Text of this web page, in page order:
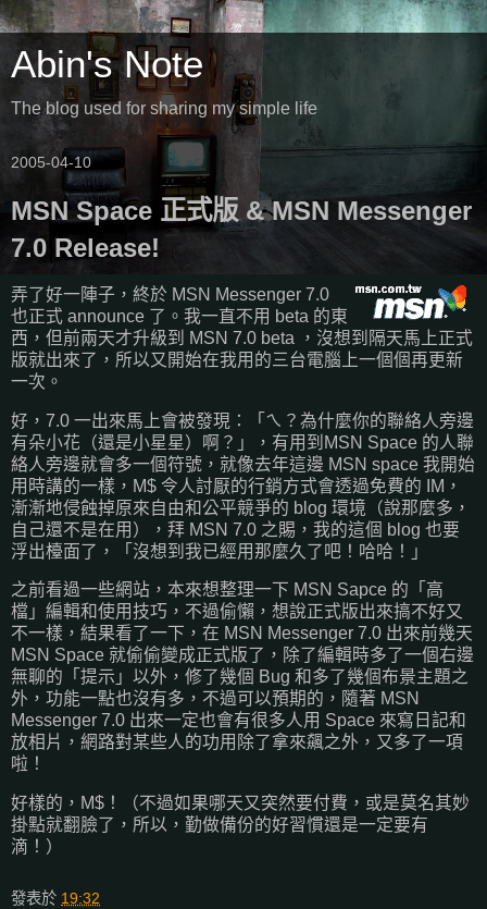
Abin's Note
The blog used for sharing my simple life
2005-04-10
MSN Space 正式版 & MSN Messenger
7.0 Release!
弄了好一陣子，終於 MSN Messenger 7.0
也正式 announce 了。我一直不用 beta 的東
西，但前兩天才升級到 MSN 7.0 beta ，沒想到隔天馬上正式
版就出來了，所以又開始在我用的三台電腦上一個個再更新
一次。
好，7.0 一出來馬上會被發現：「ㄟ？為什麼你的聯絡人旁邊
有朵小花（還是小星星）啊？」，有用到MSN Space 的人聯
絡人旁邊就會多一個符號，就像去年這邊 MSN space 我開始
用時講的一樣，M$ 令人討厭的行銷方式會透過免費的 IM，
漸漸地侵蝕掉原來自由和公平競爭的 blog 環境（說那麼多，
自己還不是在用），拜 MSN 7.0 之賜，我的這個 blog 也要
浮出檯面了，「沒想到我已經用那麼久了吧！哈哈！」
之前看過一些網站，本來想整理一下 MSN Sapce 的「高
檔」編輯和使用技巧，不過偷懶，想說正式版出來搞不好又
不一樣，結果看了一下，在 MSN Messenger 7.0 出來前幾天
MSN Space 就偷偷變成正式版了，除了編輯時多了一個右邊
無聊的「提示」以外，修了幾個 Bug 和多了幾個布景主題之
外，功能一點也沒有多，不過可以預期的，隨著 MSN
Messenger 7.0 出來一定也會有很多人用 Space 來寫日記和
放相片，網路對某些人的功用除了拿來飆之外，又多了一項
啦！
好樣的，M$！（不過如果哪天又突然要付費，或是莫名其妙
掛點就翻臉了，所以，勤做備份的好習慣還是一定要有
滴！）
發表於 19:32